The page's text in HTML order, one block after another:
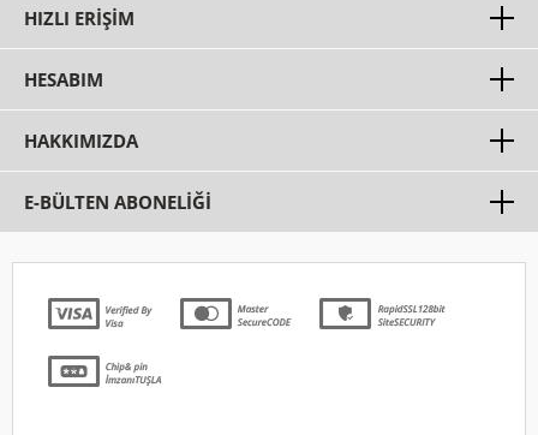
HIZLI ERIŞIM
HESABIM
HAKKIMIZDA
E-BÜLTEN ABONELİĞİ